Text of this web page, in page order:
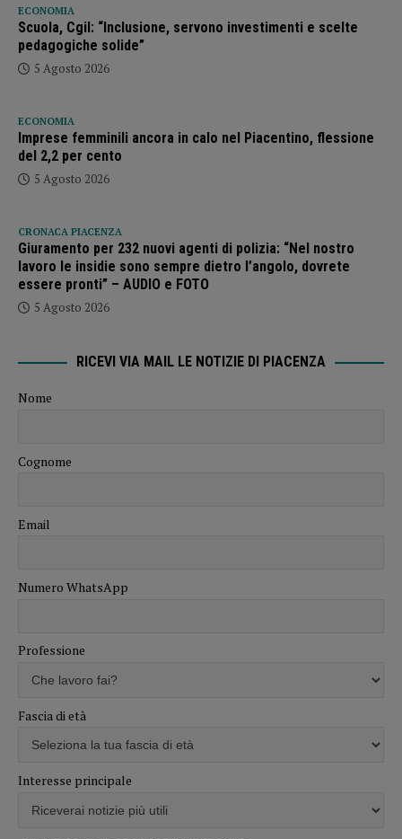
ECONOMIA
Scuola, Cgil: “Inclusione, servono investimenti e scelte
pedagogiche solide”
5 Agosto 2026
ECONOMIA
Imprese femminili ancora in calo nel Piacentino, flessione
del 2,2 per cento
5 Agosto 2026
CRONACA PIACENZA
Giuramento per 232 nuovi agenti di polizia: “Nel nostro
lavoro le insidie sono sempre dietro l’angolo, dovrete
essere pronti” – AUDIO e FOTO
5 Agosto 2026
RICEVI VIA MAIL LE NOTIZIE DI PIACENZA
Nome
Cognome
Email
Numero WhatsApp
Professione
Fascia di età
Interesse principale